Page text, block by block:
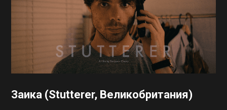
Заика (Stutterer, Великобритания)